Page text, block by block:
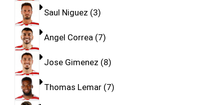
Saul Niguez 3
Angel Correa 7
Jose Gimenez 8
Thomas Lemar 7